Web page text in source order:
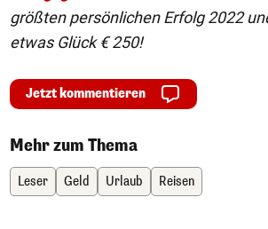
größten persönlichen Erfolg 2022
etwas Glück € 250!
Jetzt kommentieren
Mehr zum Thema
Leser Geld Urlaub Reisen